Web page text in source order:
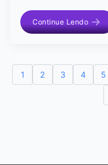
Continue Lendo
1 2 3 4 5